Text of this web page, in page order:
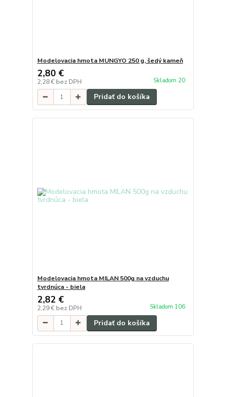
Modelovacia hmota MUNGYO 250 g, šedý kameň
2,80 €
2,28 € bez DPH Skladom 20
Pridať do košíka
Modelovacia hmota MILAN 500g na vzduchu
tvrdnúca - biela
2,82 €
2,29 € bez DPH Skladom 106
Pridať do košíka